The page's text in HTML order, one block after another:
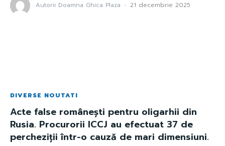
Autorii Doamna Ghica Plaza - 21 decembrie 2025
DIVERSE NOUTATI
Acte false românești pentru oligarhii din
Rusia. Procurorii ICCJ au efectuat 37 de
percheziții într-o cauză de mari dimensiuni.